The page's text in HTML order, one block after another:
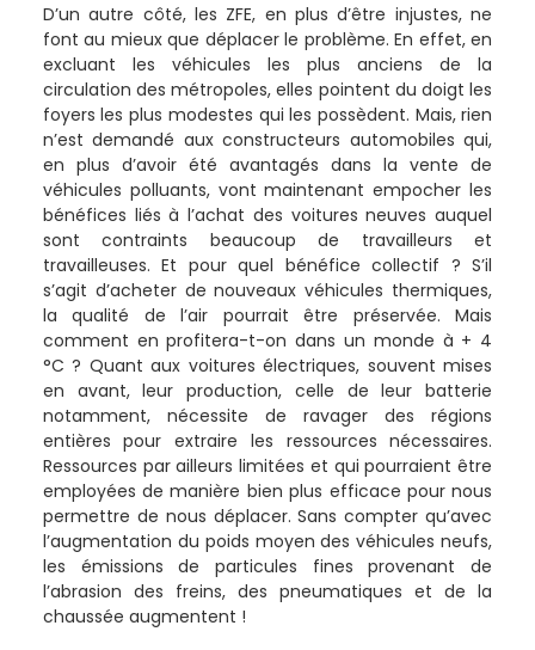
D’un autre côté, les ZFE, en plus d’être injustes, ne
font au mieux que déplacer le problème. En effet, en
excluant les véhicules les plus anciens de la
circulation des métropoles, elles pointent du doigt les
foyers les plus modestes qui les possèdent. Mais, rien
n’est demandé aux constructeurs automobiles qui,
en plus d’avoir été avantagés dans la vente de
véhicules polluants, vont maintenant empocher les
bénéfices liés à l’achat des voitures neuves auquel
sont contraints beaucoup de travailleurs et
travailleuses. Et pour quel bénéfice collectif ? S’il
s’agit d’acheter de nouveaux véhicules thermiques,
la qualité de l’air pourrait être préservée. Mais
comment en profitera-t-on dans un monde à + 4
°C ? Quant aux voitures électriques, souvent mises
en avant, leur production, celle de leur batterie
notamment, nécessite de ravager des régions
entières pour extraire les ressources nécessaires.
Ressources par ailleurs limitées et qui pourraient être
employées de manière bien plus efficace pour nous
permettre de nous déplacer. Sans compter qu’avec
l’augmentation du poids moyen des véhicules neufs,
les émissions de particules fines provenant de
l’abrasion des freins, des pneumatiques et de la
chaussée augmentent !